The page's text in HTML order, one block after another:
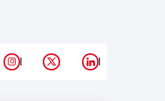
Instagram
X LinkedIn